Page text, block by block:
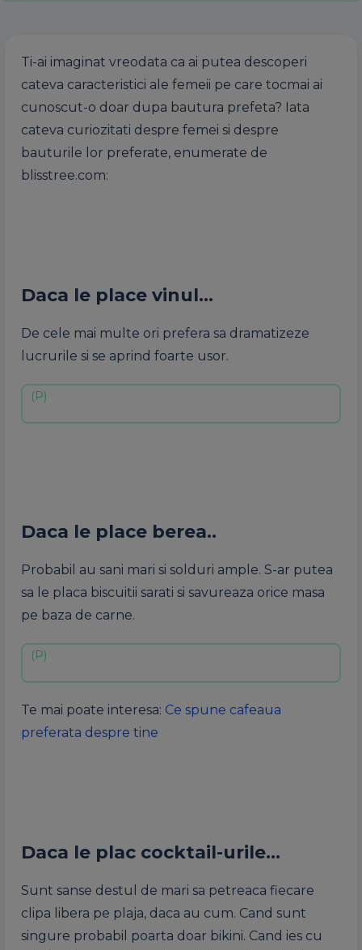
Ti-ai imaginat vreodata ca ai putea descoperi
cateva caracteristici ale femeii pe care tocmai ai
cunoscut-o doar dupa bautura prefeta? Iata
cateva curiozitati despre femei si despre
bauturile lor preferate, enumerate de
blisstree.com:
Daca le place vinul…
De cele mai multe ori prefera sa dramatizeze
lucrurile si se aprind foarte usor.
Daca le place berea..
Probabil au sani mari si solduri ample. S-ar putea
sa le placa biscuitii sarati si savureaza orice masa
pe baza de carne.
Te mai poate interesa: Ce spune cafeaua
preferata despre tine
Daca le plac cocktail-urile…
Sunt sanse destul de mari sa petreaca fiecare
clipa libera pe plaja, daca au cum. Cand sunt
singure probabil poarta doar bikini. Cand ies cu